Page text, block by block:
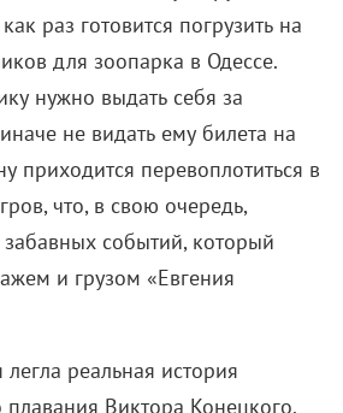
не видать ему билета на
приходится перевоплотиться в
что, в свою очередь,
забавных событий, который
и грузом «Евгения
реальная история
Виктора Конецкого.
командой вез с острова
медведейдля цирка в
путешествия один из